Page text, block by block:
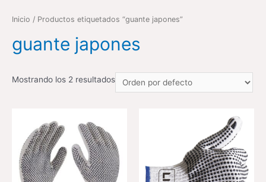
Inicio / Productos etiquetados “guante japones”
guante japones
Mostrando los 2 resultados